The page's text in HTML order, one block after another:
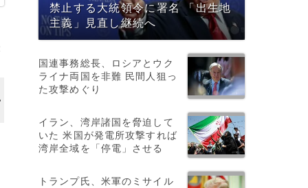
禁止する大統領令に署名 「出生地
主義」見直し継続へ
国連事務総長、ロシアとウク
ライナ両国を非難 民間人狙っ
た攻撃めぐり
イラン、湾岸諸国を脅迫して
いた 米国が発電所攻撃すれば
湾岸全域を「停電」させる
トランプ氏、米軍のミサイル